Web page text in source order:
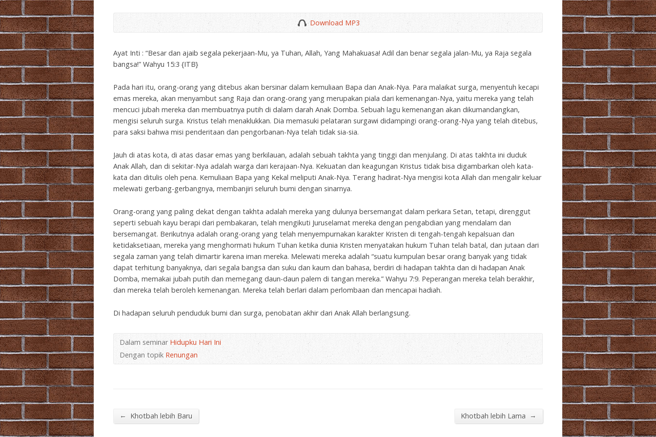
keys
to
or
Download MP3
Ayat Inti : “Besar dan ajaib segala pekerjaan-Mu, ya Tuhan, Allah, Yang Mahakuasa! Adil dan benar segala jalan-Mu, ya Raja segala
bangsa!” Wahyu 15:3 {ITB}
Pada hari itu, orang-orang yang ditebus akan bersinar dalam kemuliaan Bapa dan Anak-Nya. Para malaikat surga, menyentuh kecapi
emas mereka, akan menyambut sang Raja dan orang-orang yang merupakan piala dari kemenangan-Nya, yaitu mereka yang telah
mencuci jubah mereka dan membuatnya putih di dalam darah Anak Domba. Sebuah lagu kemenangan akan dikumandangkan,
mengisi seluruh surga. Kristus telah menaklukkan. Dia memasuki pelataran surgawi didampingi orang-orang-Nya yang telah ditebus,
para saksi bahwa misi penderitaan dan pengorbanan-Nya telah tidak sia-sia.
Jauh di atas kota, di atas dasar emas yang berkilauan, adalah sebuah takhta yang tinggi dan menjulang. Di atas takhta ini duduk
Anak Allah, dan di sekitar-Nya adalah warga dari kerajaan-Nya. Kekuatan dan keagungan Kristus tidak bisa digambarkan oleh kata-
kata dan ditulis oleh pena. Kemuliaan Bapa yang Kekal meliputi Anak-Nya. Terang hadirat-Nya mengisi kota Allah dan mengalir keluar
melewati gerbang-gerbangnya, membanjiri seluruh bumi dengan sinarnya.
Orang-orang yang paling dekat dengan takhta adalah mereka yang dulunya bersemangat dalam perkara Setan, tetapi, direnggut
seperti sebuah kayu berapi dari pembakaran, telah mengikuti Juruselamat mereka dengan pengabdian yang mendalam dan
bersemangat. Berikutnya adalah orang-orang yang telah menyempurnakan karakter Kristen di tengah-tengah kepalsuan dan
ketidaksetiaan, mereka yang menghormati hukum Tuhan ketika dunia Kristen menyatakan hukum Tuhan telah batal, dan jutaan dari
segala zaman yang telah dimartir karena iman mereka. Melewati mereka adalah “suatu kumpulan besar orang banyak yang tidak
dapat terhitung banyaknya, dari segala bangsa dan suku dan kaum dan bahasa, berdiri di hadapan takhta dan di hadapan Anak
Domba, memakai jubah putih dan memegang daun-daun palem di tangan mereka.” Wahyu 7:9. Peperangan mereka telah berakhir,
dan mereka telah beroleh kemenangan. Mereka telah berlari dalam perlombaan dan mencapai hadiah.
Di hadapan seluruh penduduk bumi dan surga, penobatan akhir dari Anak Allah berlangsung.
Dalam seminarHidupku Hari Ini
Dengan topikRenungan
← Khotbah lebih Baru Khotbah lebih Lama →